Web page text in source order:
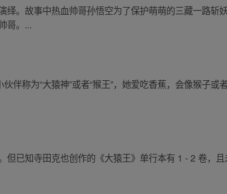
。故事中热血帅哥孙悟空为了保护萌萌的三藏一路斩
哥。...
伴称为“大猿神”或者“猴王”，她爱吃香蕉，会像猴子或
已知寺田克也创作的《大猿王》单行本有 1 - 2 卷，且